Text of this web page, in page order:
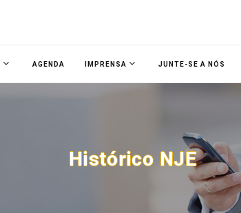
AGENDA IMPRENSA JUNTE-SE A NÓS
Histórico NJE